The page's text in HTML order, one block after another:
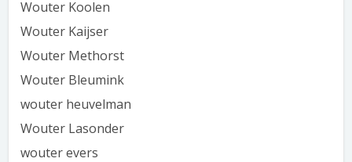
Wouter Koolen
Wouter Kaijser
Wouter Methorst
Wouter Bleumink
wouter heuvelman
Wouter Lasonder
wouter evers